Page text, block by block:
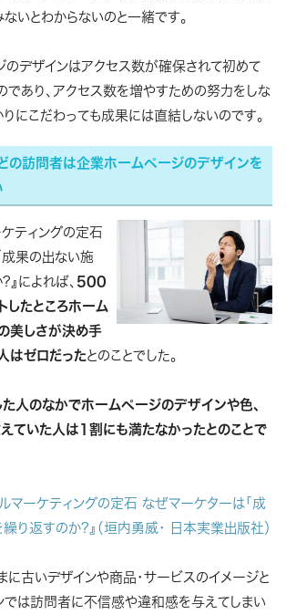
いとわからないのと一緒です。
のデザインはアクセス数が確保されて初めて
であり、アクセス数を増やすための努力をしな
にこだわっても成果には直結しないのです。
の訪問者は企業ホームページのデザインを
ティングの定石
成果の出ない施
によれば、 500
したところホーム
美しさが決め手
はゼロだったとのことでした。
人のなかでホームページのデザインや色、
えていた人は1割にも満たなかったとのことで
ルマーケティングの定石 なぜマーケターは「成
り返すのか?』（垣内勇威・ 日本実業出版社）
に古いデザインや商品・サービスのイメージと
では訪問者に不信感や違和感を与えてしまい